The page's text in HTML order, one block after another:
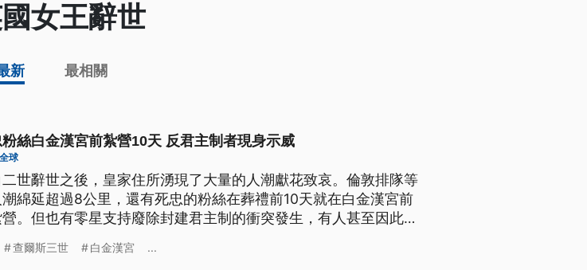
女王辭世
新 最相關
絲白金漢宮前紮營10天 反君主制者現身示威
全球
世辭世之後，皇家住所湧現了大量的人潮獻花致哀。倫敦排隊等
綿延超過8公里，還有死忠的粉絲在葬禮前10天就在白金漢宮前
。但也有零星支持廢除封建君主制的衝突發生，有人甚至因此遭
查爾斯三世 白金漢宮 ...